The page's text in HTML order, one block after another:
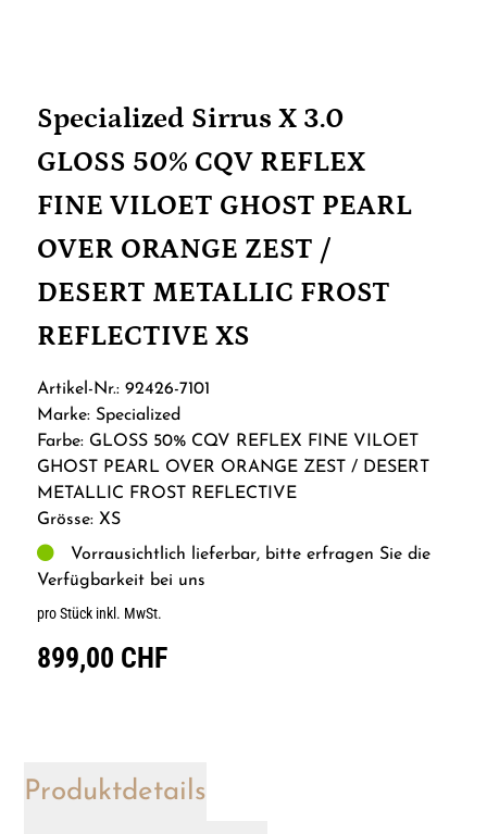
Specialized Sirrus X 3.0
GLOSS 50% CQV REFLEX
FINE VILOET GHOST PEARL
OVER ORANGE ZEST /
DESERT METALLIC FROST
REFLECTIVE XS
Artikel-Nr.: 92426-7101
Marke: Specialized
Farbe: GLOSS 50% CQV REFLEX FINE VILOET
GHOST PEARL OVER ORANGE ZEST / DESERT
METALLIC FROST REFLECTIVE
Grösse: XS
Vorrausichtlich lieferbar, bitte erfragen Sie die
Verfügbarkeit bei uns
pro Stück inkl. MwSt.
899,00 CHF
Produktdetails